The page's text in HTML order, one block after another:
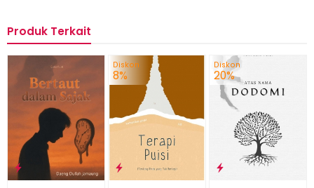
Produk Terkait
Diskon
8%
Diskon
20%